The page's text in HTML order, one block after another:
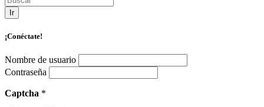
Ir
¡Conéctate!
Nombre de usuario
Contraseña
Captcha *